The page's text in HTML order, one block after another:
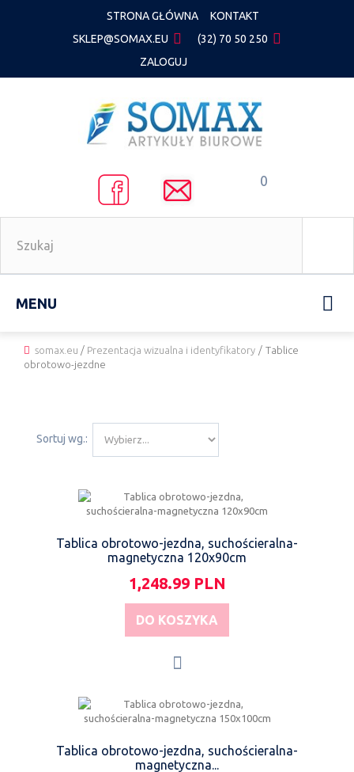
STRONA GŁÓWNA
KONTAKT
SKLEP@SOMAX.EU
(32) 70 50 250
ZALOGUJ
0
MENU
somax.eu / Prezentacja wizualna i identyfikatory / Tablice
obrotowo-jezdne
Sortuj wg.:
Tablica obrotowo-jezdna, suchościeralna-
magnetyczna 120x90cm
1,248.99 PLN
DO KOSZYKA
Tablica obrotowo-jezdna, suchościeralna-
magnetyczna...